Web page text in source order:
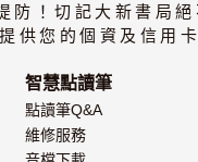
I ～ II( 全 3 書
書
IV 中級 ( 全
) 套書
防！切記大新書局
供您的個資及信用
智慧點讀筆
點讀筆Q&A
維修服務